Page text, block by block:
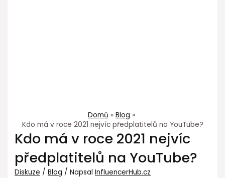
Domů
Blog
Kdo má v roce 2021 nejvíc předplatitelů na YouTube?
Kdo má v roce 2021 nejvíc
předplatitelů na YouTube?
Diskuze /Blog / NapsalInfluencerHub.cz